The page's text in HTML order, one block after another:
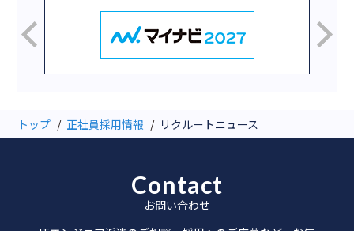
トップ 正社員採用情報 リクルートニュース
Contact
お問い合わせ